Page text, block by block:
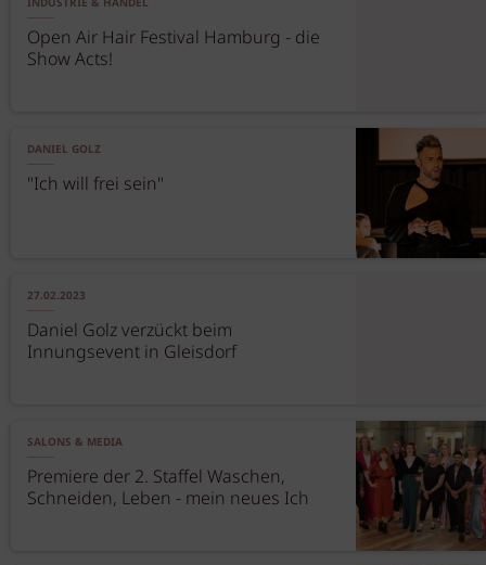
Open Air Hair Festival Hamburg - die
Show Acts!
DANIEL GOLZ
"Ich will frei sein"
27.02.2023
Daniel Golz verzückt beim
Innungsevent in Gleisdorf
SALONS & MEDIA
Premiere der 2. Staffel Waschen,
Schneiden, Leben - mein neues Ich